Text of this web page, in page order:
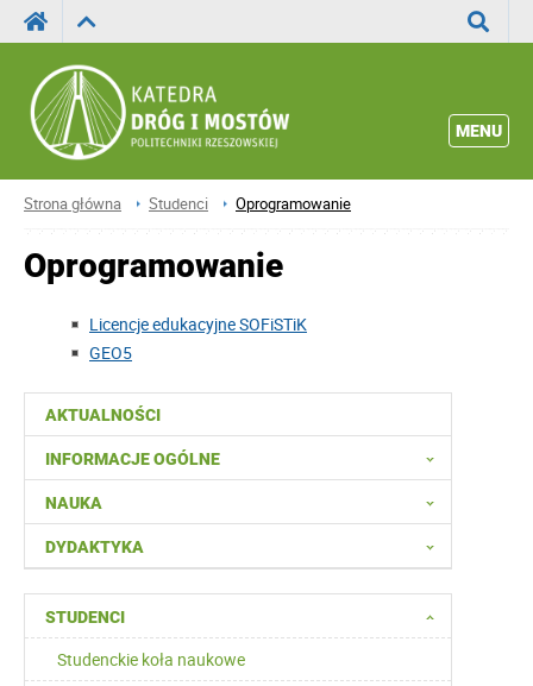
MENU
Strona główna Studenci Oprogramowanie
AKTUALNOŚCI
INFORMACJE OGÓLNE
NAUKA
DYDAKTYKA
STUDENCI
Studenckie koła naukowe
Oprogramowanie
Licencje edukacyjne SOFiSTiK
GEO5